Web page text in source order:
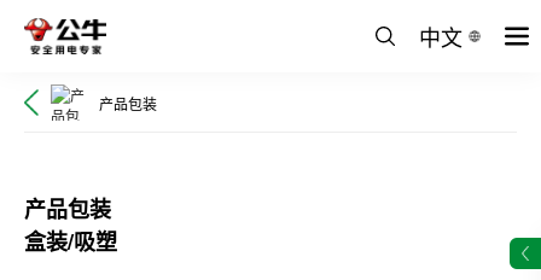
中文
产品包装
产品包装
盒装/吸塑